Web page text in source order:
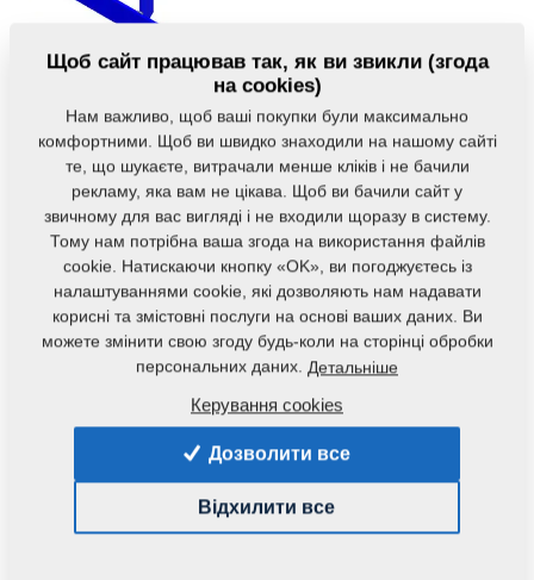
Завантаження
Початковий каталоговий номер:
Дана запасна частина також застосовується і для
KOMPAKTOMAT
Щоб сайт працював так, як ви звикли (згода
на cookies)
Нам важливо, щоб ваші покупки були максимально
комфортними. Щоб ви швидко знаходили на нашому сайті
те, що шукаєте, витрачали менше кліків і не бачили
рекламу, яка вам не цікава. Щоб ви бачили сайт у
звичному для вас вигляді і не входили щоразу в систему.
Тому нам потрібна ваша згода на використання файлів
cookie. Натискаючи кнопку «OK», ви погоджуєтесь із
налаштуваннями cookie, які дозволяють нам надавати
корисні та змістовні послуги на основі ваших даних. Ви
можете змінити свою згоду будь-коли на сторінці обробки
персональних даних. Детальніше
Керування cookies
Дозволити все
Відхилити все